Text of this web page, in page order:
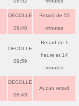
DECOLLE
09:40
Retard de 55
minutes
DECOLLE
09:59
Retard de 1
heure et 14
minutes
DECOLLE
08:43
Aucun retard